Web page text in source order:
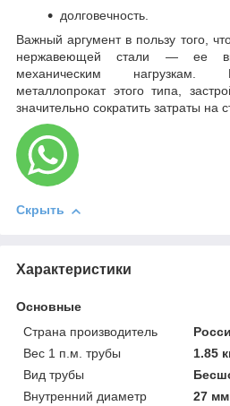
долговечность.
Важный аргумент в пользу того,
нержавеющей стали — ее
механическим нагрузкам.
металлопрокат этого типа,
значительно сократить затраты на
Скрыть
Характеристики
Основные
Страна производитель
Вес 1 п.м. трубы
1.85
Вид трубы
Внутренний диаметр
27 мм